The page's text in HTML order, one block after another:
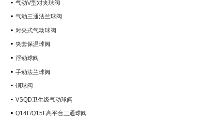
气动V型对夹球阀
气动三通法兰球阀
对夹式气动球阀
夹套保温球阀
浮动球阀
手动法兰球阀
铜球阀
VSQD卫生级气动球阀
Q14F/Q15F高平台三通球阀